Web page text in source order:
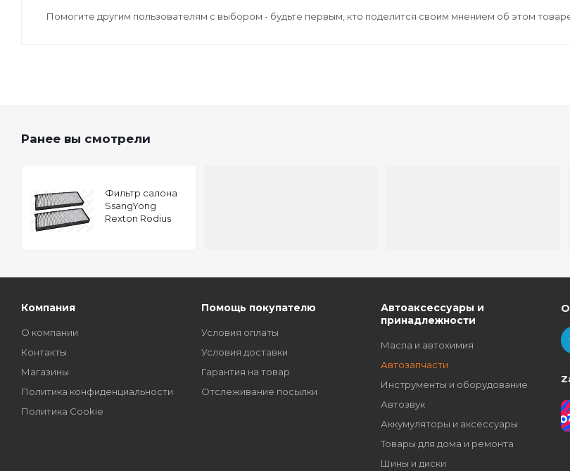
Помогите другим пользователям с выбором - будьте первым, кто поделится своим мнением об этом
Ранее вы смотрели
Фильтр салона
SsangYong
Rexton Rodius
Компания
О компании
Контакты
Магазины
Политика конфиденциальности
Политика Cookie
Помощь покупателю
Условия оплаты
Условия доставки
Гарантия на товар
Отслеживание посылки
Автоаксессуары и
принадлежности
Масла и автохимия
Автозапчасти
Инструменты и оборудование
Автозвук
Аккумуляторы и аксессуары
Товары для дома и ремонта
Шины и диски